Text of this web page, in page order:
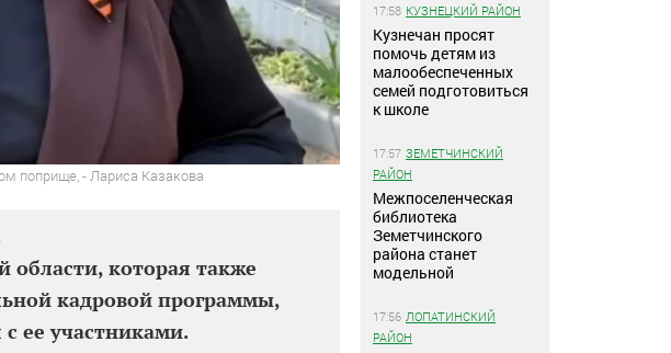
поприще, - Лариса Казакова
области, которая также
кадровой программы,
ее участниками.
17:58 КУЗНЕЦКИЙ РАЙОН
Кузнечан просят
помочь детям из
малообеспеченных
семей подготовиться
к школе
17:57 ЗЕМЕТЧИНСКИЙ
РАЙОН
Межпоселенческая
библиотека
Земетчинского
района станет
модельной
17:56 ЛОПАТИНСКИЙ
РАЙОН